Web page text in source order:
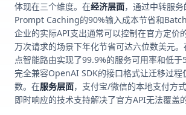
体现在三个维度。在经济层面，通过中转服务
Prompt Caching的90%输入成本节省和Batch
企业的实际API支出通常可以控制在官方定价
万次请求的场景下年化节省可达六位数美元。
点智能路由实现了99.9%的服务可用率和低于
完全兼容OpenAI SDK的接口格式让迁移过程
数。在服务层面，支付宝/微信的本地支付方
即时响应的技术支持解决了官方API无法覆盖